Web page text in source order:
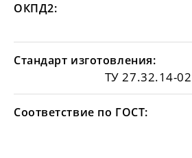
ОКПД2:
Стандарт изготовления:
ТУ 27.32.14-
Соответствие по ГОСТ: